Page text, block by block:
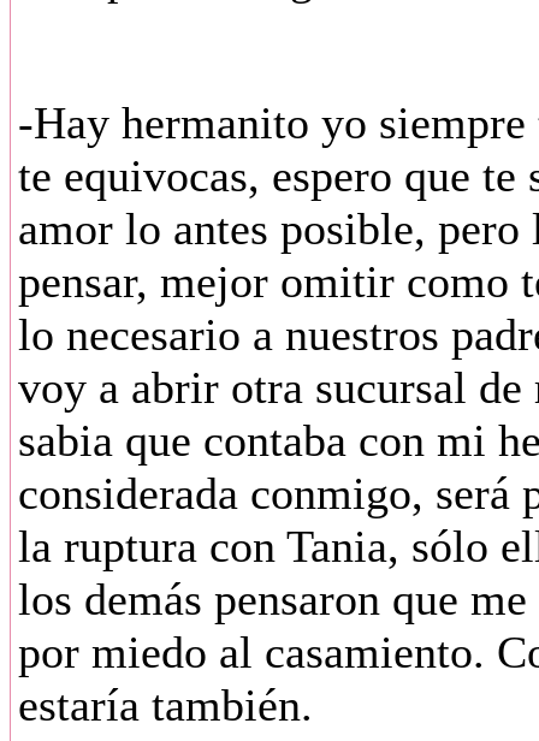
-Hay hermanito yo siempre
te equivocas, espero que
amor lo antes posible,
pensar, mejor omitir como
lo necesario a nuestros
voy a abrir otra sucursal de
sabia que contaba con mi
considerada conmigo,
la ruptura con Tania, sólo
los demás pensaron que
por miedo al casamiento.
estaría también.